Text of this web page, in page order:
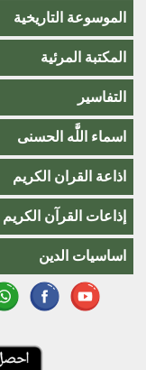
الموسوعة التاريخية
المكتبة المرئية
التفاسير
اسماء اللَّٰه الحسنى
اذاعة القران الكريم
إذاعات القرآن الكريم
اساسيات الدين